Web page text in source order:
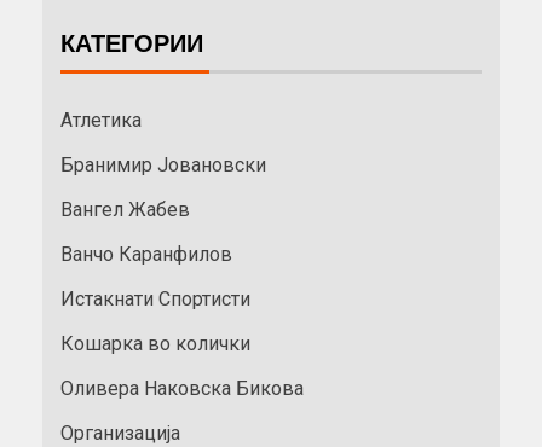
КАТЕГОРИИ
Атлетика
Бранимир Јовановски
Вангел Жабев
Ванчо Каранфилов
Истакнати Спортисти
Кошарка во колички
Оливера Наковска Бикова
Организација